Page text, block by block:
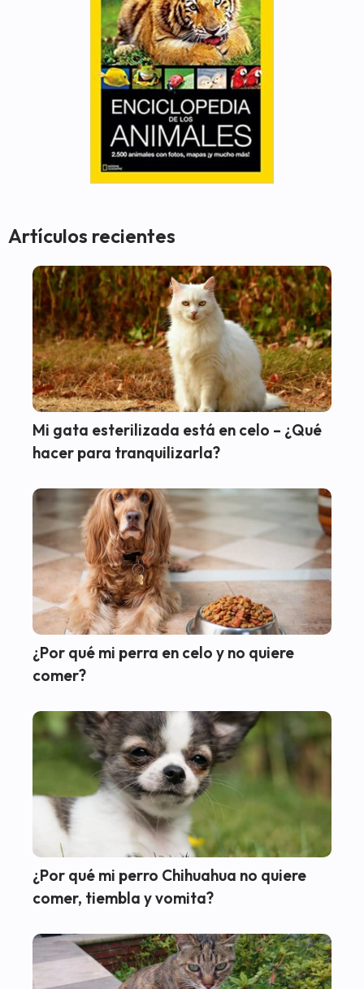
Artículos recientes
Mi gata esterilizada está en celo – ¿Qué
hacer para tranquilizarla?
¿Por qué mi perra en celo y no quiere
comer?
¿Por qué mi perro Chihuahua no quiere
comer, tiembla y vomita?